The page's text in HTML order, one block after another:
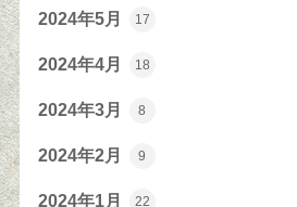
2024年5月 17
2024年4月 18
2024年3月 8
2024年2月 9
2024年1月 22